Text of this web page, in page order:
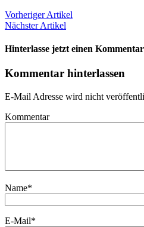
Vorheriger Artikel
Nächster Artikel
Hinterlasse jetzt einen Kommentar
Kommentar hinterlassen
E-Mail Adresse wird nicht
Kommentar
Name*
E-Mail*